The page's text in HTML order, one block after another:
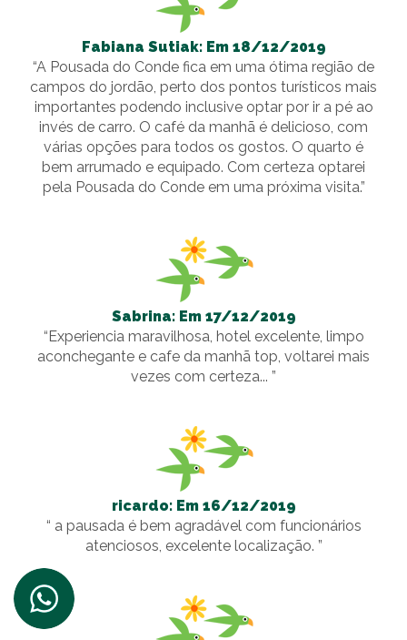
Fabiana Sutiak: Em 18/12/2019
“A Pousada do Conde fica em uma ótima região de
campos do jordão, perto dos pontos turísticos mais
importantes podendo inclusive optar por ir a pé ao
invés de carro. O café da manhã é delicioso, com
várias opções para todos os gostos. O quarto é
bem arrumado e equipado. Com certeza optarei
pela Pousada do Conde em uma próxima visita.”
Sabrina: Em 17/12/2019
“Experiencia maravilhosa, hotel excelente, limpo
aconchegante e cafe da manhã top, voltarei mais
vezes com certeza... ”
ricardo: Em 16/12/2019
“ a pausada é bem agradável com funcionários
atenciosos, excelente localização. ”